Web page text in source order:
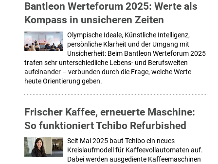
Bantleon Werteforum 2025: Werte als
Kompass in unsicheren Zeiten
Olympische Ideale, Künstliche Intelligenz,
persönliche Klarheit und der Umgang mit
Unsicherheit: Beim Bantleon Werteforum 2025
trafen sehr unterschiedliche Lebens- und Berufswelten
aufeinander – verbunden durch die Frage, welche Werte
heute Orientierung geben.
Frischer Kaffee, erneuerte Maschine:
So funktioniert Tchibo Refurbished
Seit Mai 2025 baut Tchibo ein neues
Kreislaufmodell für Kaffeevollautomaten auf.
Dabei werden ausgediente Kaffeemaschinen